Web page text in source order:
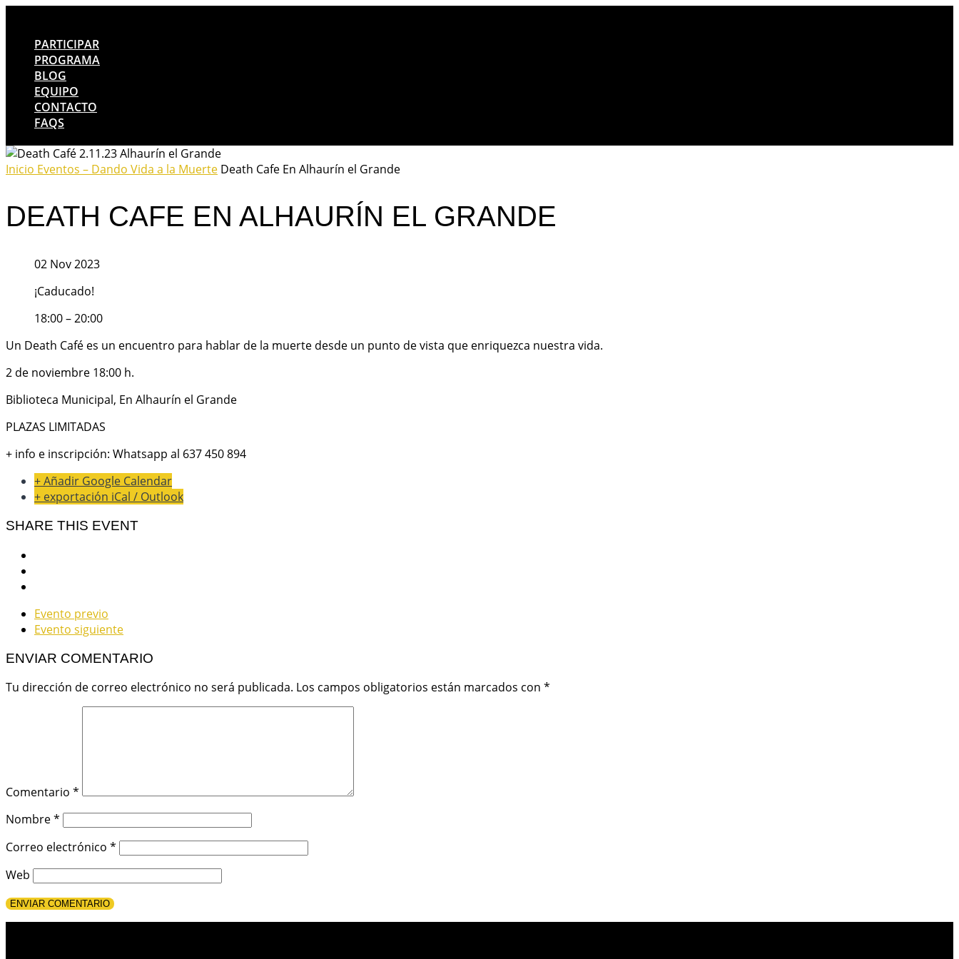
PARTICIPAR
PROGRAMA
BLOG
EQUIPO
CONTACTO
FAQS
Inicio Eventos – Dando Vida a la Muerte Death Cafe En Alhaurín el Grande
DEATH CAFE EN ALHAURÍN EL GRANDE
02 Nov 2023
¡Caducado!
18:00 – 20:00
Un Death Café es un encuentro para hablar de la muerte desde un punto de vista que enriquezca nuestra vida.
2 de noviembre 18:00 h.
Biblioteca Municipal, En Alhaurín el Grande
PLAZAS LIMITADAS
+ info e inscripción: Whatsapp al 637 450 894
+ Añadir Google Calendar
+ exportación iCal / Outlook
SHARE THIS EVENT
Evento previo
Evento siguiente
ENVIAR COMENTARIO
Tu dirección de correo electrónico no será publicada. Los campos obligatorios están marcados con *
Comentario *
Nombre*
Correo electrónico *
Web